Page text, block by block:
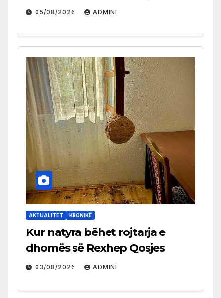
05/08/2026 ADMINI
AKTUALITET KRONIKË
Kur natyra bëhet rojtarja e
dhomës së Rexhep Qosjes
03/08/2026 ADMINI